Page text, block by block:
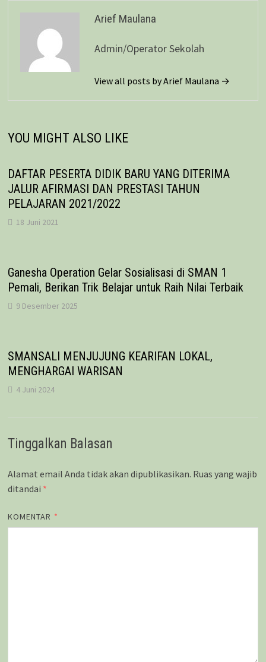
Arief Maulana
Admin/Operator Sekolah
View all posts by Arief Maulana →
YOU MIGHT ALSO LIKE
DAFTAR PESERTA DIDIK BARU YANG DITERIMA
JALUR AFIRMASI DAN PRESTASI TAHUN
PELAJARAN 2021/2022
18 Juni 2021
Ganesha Operation Gelar Sosialisasi di SMAN 1
Pemali, Berikan Trik Belajar untuk Raih Nilai Terbaik
9 Desember 2025
SMANSALI MENJUJUNG KEARIFAN LOKAL,
MENGHARGAI WARISAN
4 Juni 2024
Tinggalkan Balasan
Alamat email Anda tidak akan dipublikasikan. Ruas yang wajib
ditandai *
KOMENTAR *